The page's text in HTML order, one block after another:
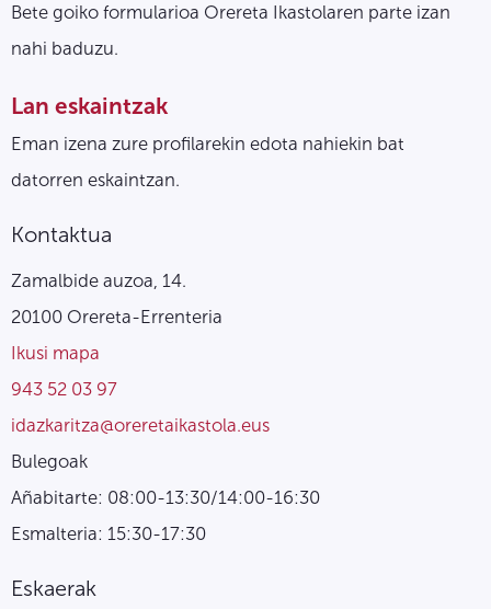
Bete goiko formularioa Orereta Ikastolaren parte izan
nahi baduzu.
Lan eskaintzak
Eman izena zure profilarekin edota nahiekin bat
datorren eskaintzan.
Kontaktua
Zamalbide auzoa, 14.
20100 Orereta-Errenteria
Ikusi mapa
943 52 03 97
idazkaritza@oreretaikastola.eus
Bulegoak
Añabitarte: 08:00-13:30/14:00-16:30
Esmalteria: 15:30-17:30
Eskaerak